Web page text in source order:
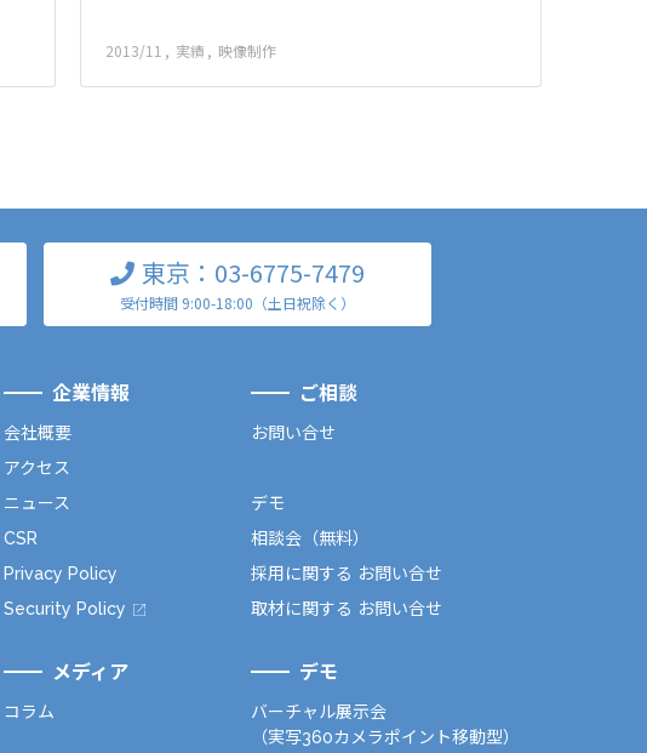
2013/11 実績 映像制作
東京：03-6775-7479
受付時間 9:00-18:00（土日祝除く）
企業情報
会社概要
アクセス
ニュース
CSR
Privacy Policy
Security Policy
メディア
コラム
ご相談
お問い合せ
デモ
相談会（無料）
採用に関する お問い合せ
取材に関する お問い合せ
デモ
バーチャル展示会
（実写360カメラポイント移動型）